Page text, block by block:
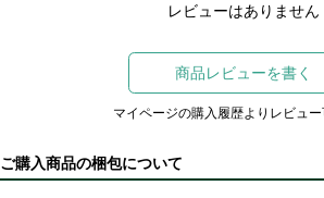
レビューはありません
商品レビューを書く
マイページの購入履歴よりレビュ
ご購入商品の梱包について